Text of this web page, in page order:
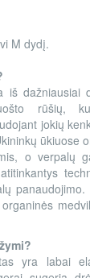
M dydį.
iš dažniausiai
rūšių,
jokių
ūkiuose
o verpalų
yra labai